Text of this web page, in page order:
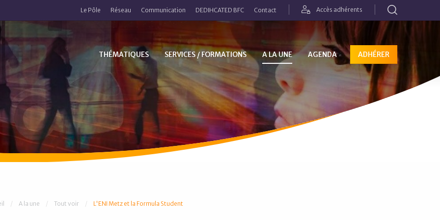
Le Pôle Réseau Communication DEDIHCATED BFC Contact Accès adhérents
THÉMATIQUES SERVICES / FORMATIONS A LA UNE AGENDA ADHÉRER
êtes ici :
A la une Tout voir L'ENI Metz et la Formula Student